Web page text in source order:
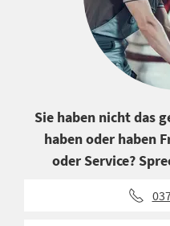
Sie haben nicht das
haben oder haben
oder Service?